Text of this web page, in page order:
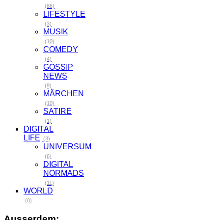
(86)
LIFESTYLE
(3)
MUSIK
(10)
COMEDY
(4)
GOSSIP
NEWS
(9)
MÄRCHEN
(10)
SATIRE
(1)
DIGITAL
LIFE (3)
UNIVERSUM
(6)
DIGITAL
NORMADS
(11)
WORLD
(0)